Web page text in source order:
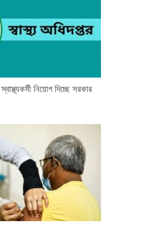
নিয়োগ দিচ্ছে সরকার